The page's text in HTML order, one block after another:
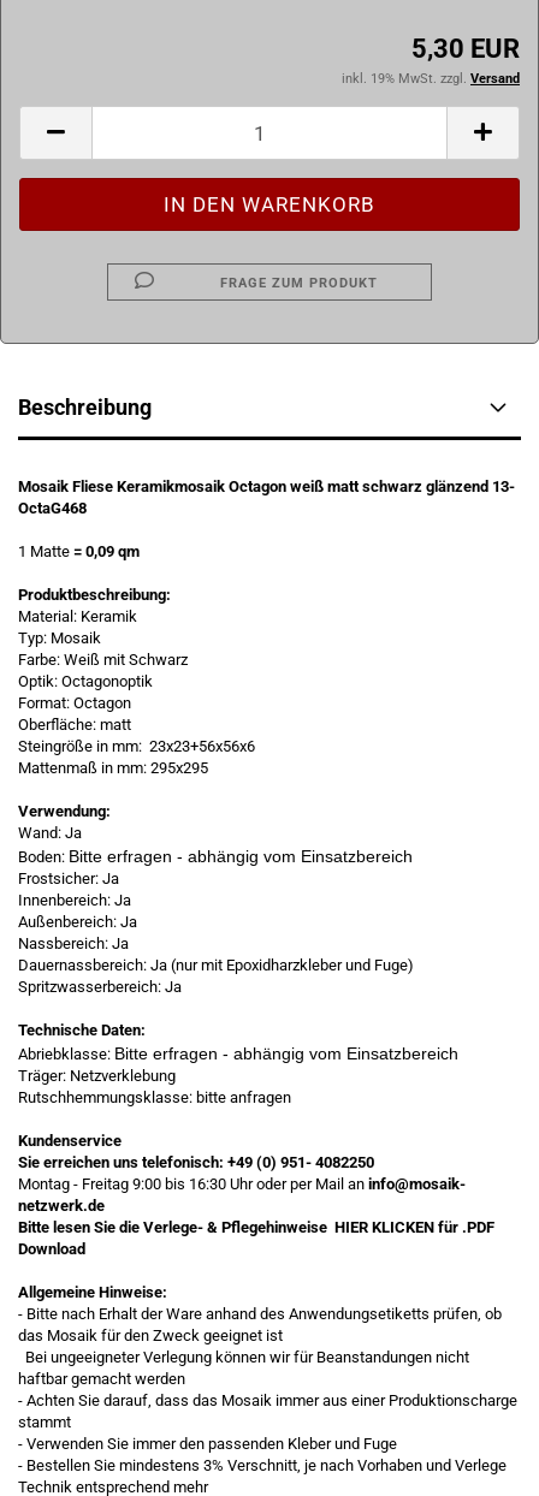
5,30 EUR
inkl. 19% MwSt. zzgl. Versand
FRAGE ZUM PRODUKT
Beschreibung
Mosaik Fliese Keramikmosaik Octagon weiß matt schwarz glänzend 13-
OctaG468
1 Matte = 0,09 qm
Produktbeschreibung:
Material: Keramik
Typ: Mosaik
Farbe: Weiß mit Schwarz
Optik: Octagonoptik
Format: Octagon
Oberfläche: matt
Steingröße in mm: 23x23+56x56x6
Mattenmaß in mm: 295x295
Verwendung:
Wand: Ja
Boden: Bitte erfragen - abhängig vom Einsatzbereich
Frostsicher: Ja
Innenbereich: Ja
Außenbereich: Ja
Nassbereich: Ja
Dauernassbereich: Ja (nur mit Epoxidharzkleber und Fuge)
Spritzwasserbereich: Ja
Technische Daten:
Abriebklasse: Bitte erfragen - abhängig vom Einsatzbereich
Träger: Netzverklebung
Rutschhemmungsklasse: bitte anfragen
Kundenservice
Sie erreichen uns telefonisch: +49 (0) 951- 4082250
Montag - Freitag 9:00 bis 16:30 Uhr oder per Mail an info@mosaik-
netzwerk.de
Bitte lesen Sie die Verlege- & Pflegehinweise HIER KLICKEN für .PDF
Download
Allgemeine Hinweise:
- Bitte nach Erhalt der Ware anhand des Anwendungsetiketts prüfen, ob
das Mosaik für den Zweck geeignet ist
Bei ungeeigneter Verlegung können wir für Beanstandungen nicht
haftbar gemacht werden
- Achten Sie darauf, dass das Mosaik immer aus einer Produktionscharge
stammt
- Verwenden Sie immer den passenden Kleber und Fuge
- Bestellen Sie mindestens 3% Verschnitt, je nach Vorhaben und Verlege
Technik entsprechend mehr